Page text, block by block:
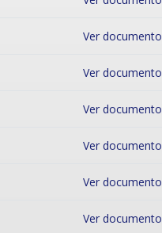
Ver documento
Ver documento
Ver documento
Ver documento
Ver documento
Ver documento